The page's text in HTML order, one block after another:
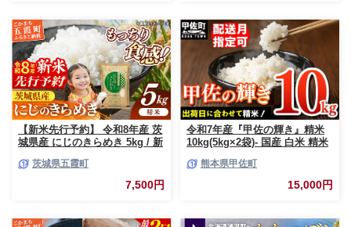
【新米先行予約】 令和8年産 茨
城県産 にじのきらめき 5kg / 新
お米 精米 旨味 安心 美味しい
茨城県五霞町
7,500円
令和7年産『甲佐の輝き』精米
10kg(5kg×2袋)- 国産 白米 精米
あり 厳選 マイスター 生活応援
ひのひかり 森のくまさん おす
すめ 熊本県 甲佐町【価格改定
熊本県甲佐町
15,000円